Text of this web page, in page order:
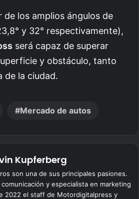
los amplios ángulos de
y 32° respectivamente),
será capaz de superar
y obstáculo, tanto
de la ciudad.
Mercado de autos
Kupferberg
son una de sus principales pasiones.
y especialista en marketing
2022 el staff de Motordigitalpress y